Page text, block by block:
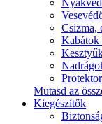
Csizma,
Kabátok
Mutasd az
Kiegészítők